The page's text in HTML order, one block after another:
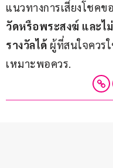
แนวทางการเสี่ยงโชค
วัดหรือพระสงฆ์ และไ
รางวัลได้ ผู้ที่สนใจควร
เหมาะพอควร.